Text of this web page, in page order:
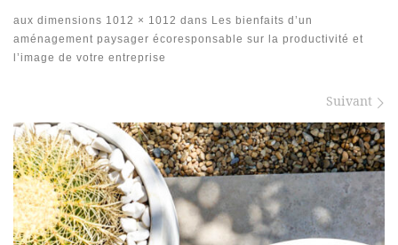
aux dimensions 1012 × 1012 dans Les bienfaits d’un
aménagement paysager écoresponsable sur la productivité et
l’image de votre entreprise
Suivant